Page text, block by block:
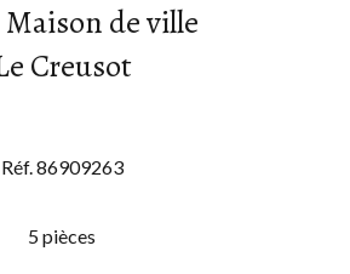
de ville
Creusot
Réf. 86909263
5 pièces